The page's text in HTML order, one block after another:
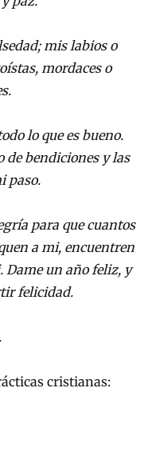
mis labios o
mordaces o
lo que es bueno.
de bendiciones y las
paso.
para que cuantos
a mi, encuentren
Dame un año feliz, y
felicidad.
.
cristianas: